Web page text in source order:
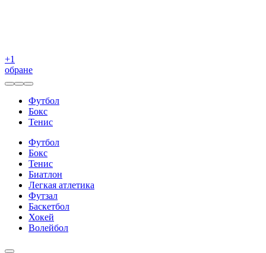
+1
обране
Футбол
Бокс
Тенис
Футбол
Бокс
Тенис
Биатлон
Легкая атлетика
Футзал
Баскетбол
Хокей
Волейбол